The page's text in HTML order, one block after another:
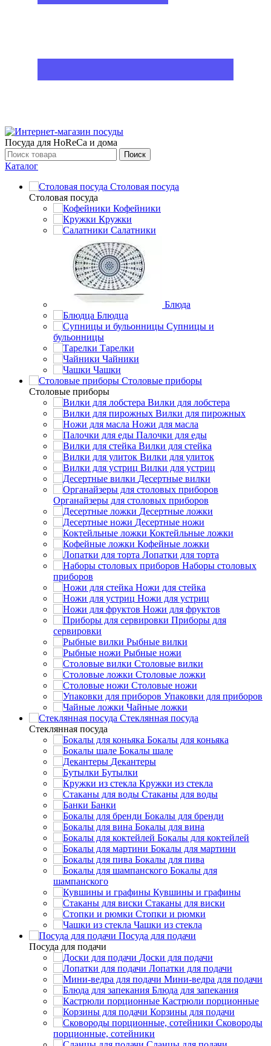
Посуда для HoReCa и дома
Поиск
Каталог
Столовая посуда
Столовая посуда
Кофейники
Кружки
Салатники
Блюда
Блюдца
Супницы и
бульонницы
Тарелки
Чайники
Чашки
Cтоловые приборы
Cтоловые приборы
Вилки для лобстера
Вилки для пирожных
Ножи для масла
Палочки для еды
Вилки для стейка
Вилки для улиток
Вилки для устриц
Десертные вилки
Органайзеры для столовых приборов
Десертные ложки
Десертные ножи
Коктейльные ложки
Кофейные ложки
Лопатки для торта
Наборы столовых
приборов
Ножи для стейка
Ножи для устриц
Ножи для фруктов
Приборы для
сервировки
Рыбные вилки
Рыбные ножи
Столовые вилки
Столовые ложки
Столовые ножи
Упаковки для приборов
Чайные ложки
Стеклянная посуда
Стеклянная посуда
Бокалы для коньяка
Бокалы шале
Декантеры
Бутылки
Кружки из стекла
Стаканы для воды
Банки
Бокалы для бренди
Бокалы для вина
Бокалы для коктейлей
Бокалы для мартини
Бокалы для пива
Бокалы для
шампанского
Кувшины и графины
Стаканы для виски
Стопки и рюмки
Чашки из стекла
Посуда для подачи
Посуда для подачи
Доски для подачи
Лопатки для подачи
Мини-ведра для подачи
Блюда для запекания
Кастрюли порционные
Корзины для подачи
Сковороды
порционные, сотейники